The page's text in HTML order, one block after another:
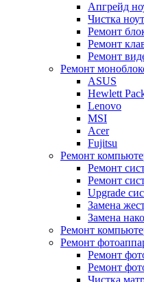
Апгрейд
Чистка
Ремонт
Ремонт
Ремонт
Ремонт
ASUS
Hewlett
Lenovo
MSI
Acer
Fujitsu
Ремонт
Ремонт
Ремонт
Upgrade
Замена
Замена
Ремонт
Ремонт
Ремонт
Ремонт
Чистка